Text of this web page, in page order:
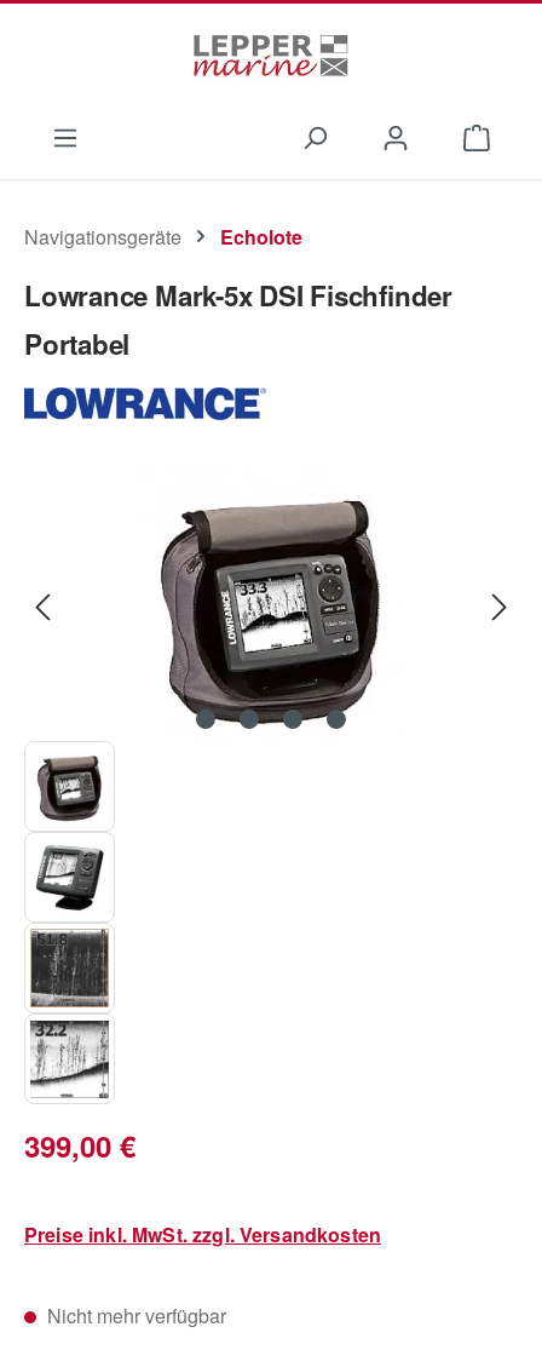
Navigationsgeräte Echolote
Lowrance Mark-5x DSI Fischfinder
Portabel
Regulärer Preis:
399,00 €
Preise inkl. MwSt. zzgl. Versandkosten
Nicht mehr verfügbar